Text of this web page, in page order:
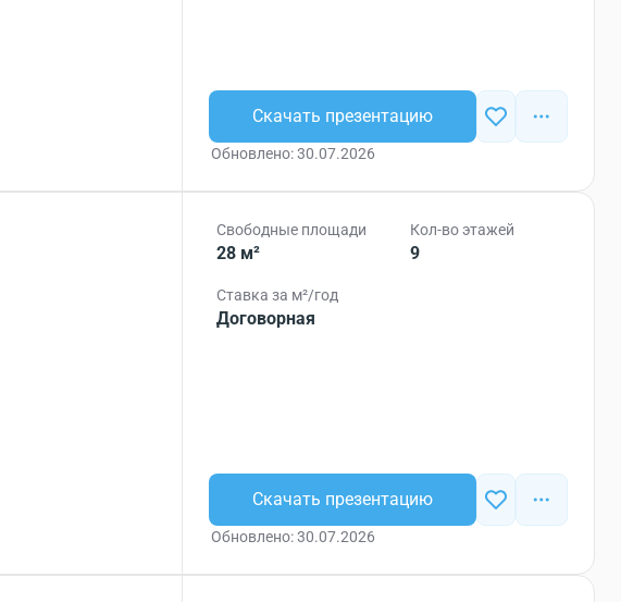
Скачать презентацию
Обновлено: 30.07.2026
Свободные площади
28 м²
Кол-во этажей
9
Ставка за м²/год
Договорная
Скачать презентацию
Обновлено: 30.07.2026